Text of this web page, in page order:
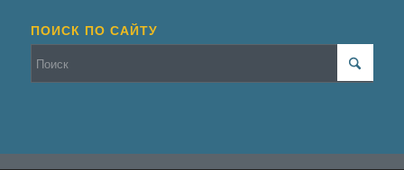
ПОИСК ПО САЙТУ